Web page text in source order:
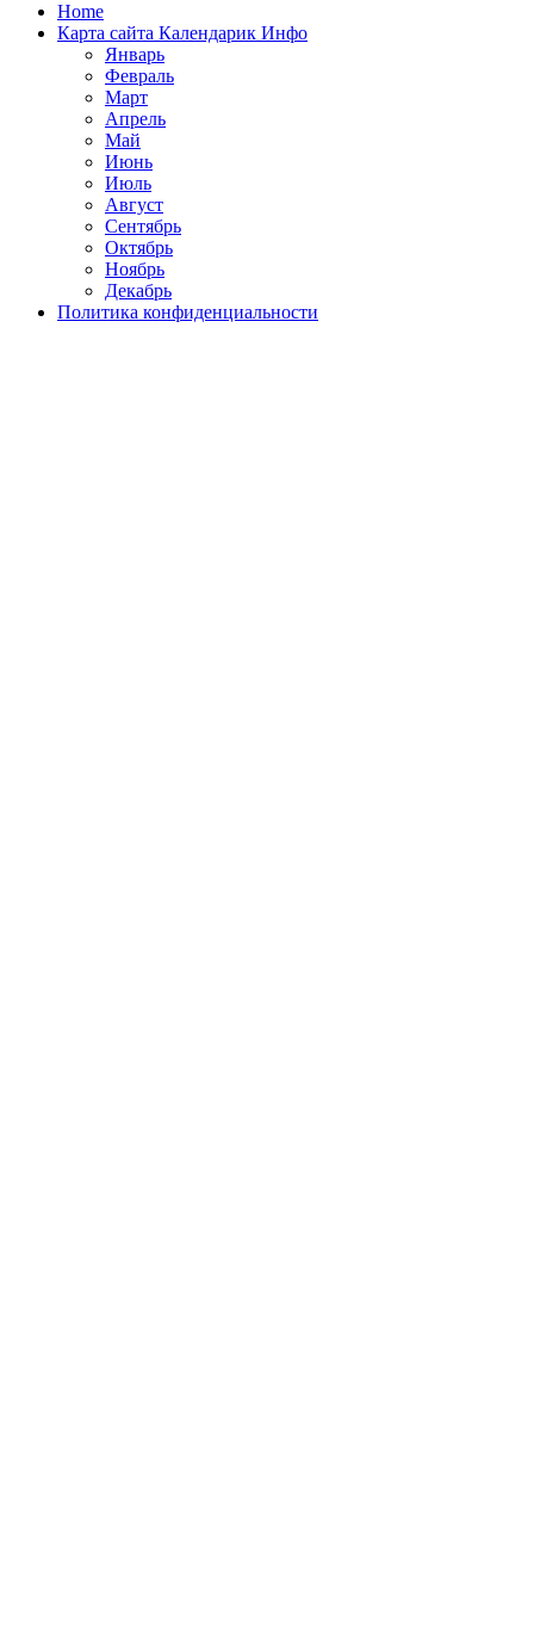
Home
Карта сайта Календарик Инфо
Январь
Февраль
Март
Апрель
Май
Июнь
Июль
Август
Сентябрь
Октябрь
Ноябрь
Декабрь
Политика конфиденциальности